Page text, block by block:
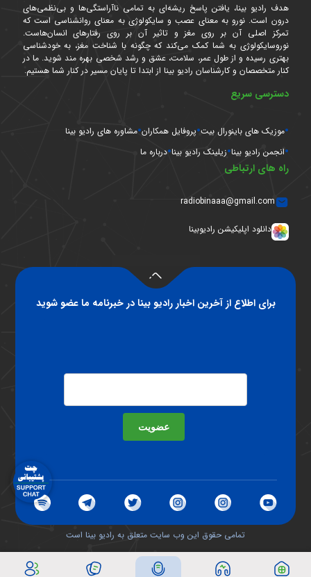
هدف رادیو بینا، یافتن پاسخ ریشه‌ای به تمامی ناآراستگی‌ها و بی‌نظمی‌های
درون است. نورو به معنای عصب و سایکولوژی به معنای روانشناسی است که
تمرکز اصلی آن بر روی مغز و تاثیر آن بر روی رفتارهای انسان‌هاست.
نوروسایکولوژی به شما کمک می‌کند که چگونه با شناخت مغز، به خودشناسی
بهتری رسیده و از طول عمر، سلامت، عشق و رشد شخصی بهره مند شوید. ما در
کنار متخصصان و کارشناسان رادیو بینا از ابتدا تا پایان مسیر در کنار شما هستیم.
دسترسی سریع
موزیک های باینورال بیت پروفایل همکاران مشاوره های رادیو بینا
انجمن رادیو بینا زیلینک رادیو بینا درباره ما
راه های ارتباطی
radiobinaaa@gmail.com
دانلود اپلیکیشن رادیوبینا
برای اطلاع از آخرین اخبار رادیو بینا در خبرنامه ما عضو شوید
عضویت
تمامی حقوق این وب سایت متعلق به رادیو بینا است